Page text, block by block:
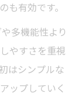
選び方のコ
ソコンで実
も有効です。
多機能性より
やすさを重視
はシンプルな
ップしていく